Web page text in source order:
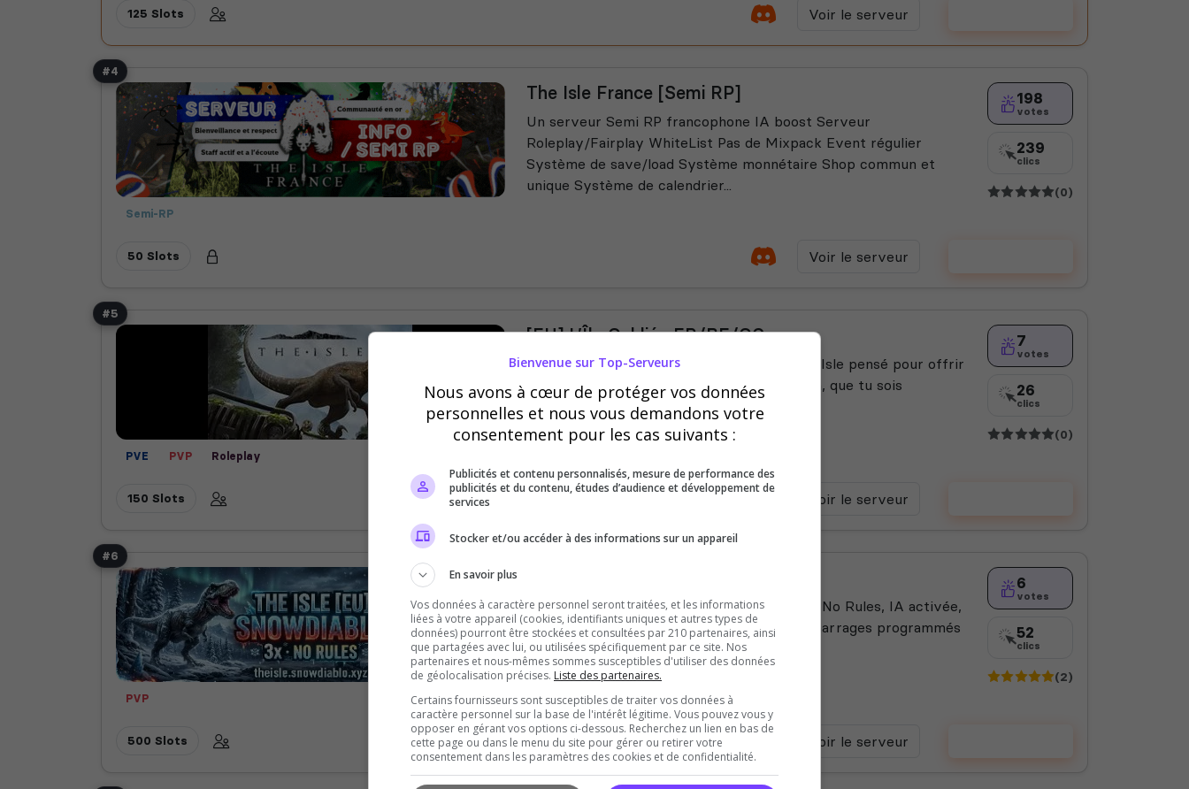
125 Slots Voir le serveur
#4
Semi-RP
The Isle France [Semi RP]
Un serveur Semi RP francophone IA boost Serveur
Roleplay/Fairplay WhiteList Pas de Mixpack Event régulier
Système de save/load Système monnétaire Shop commun et
unique Système de calendrier...
198
votes
239
clics
(0)
50 Slots Voir le serveur
#5
PVE PVP Roleplay
[EU] L’Île Oubliée FR/BE/QC
Bienvenue sur L’Île Oubliée, un serveur The Isle pensé pour offrir
une expérience immersive, équilibrée et fun, que tu sois
débutant ou joueur expérimenté !
7
votes
26
clics
(0)
150 Slots Voir le serveur
#6
PVP
Serveur x3, toutes les espèces débloquées, No Rules, IA activée,
Prime/Elder + mutations + migration. Redémarrages programmés
+ backups = serveur stable. Admins actifs.
6
votes
52
clics
(2)
500 Slots Voir le serveur
Bienvenue sur Top-Serveurs
Nous avons à cœur de protéger vos données
personnelles et nous vous demandons votre
consentement pour les cas suivants :
Publicités et contenu personnalisés, mesure de performance des
publicités et du contenu, études d’audience et développement de
services
Stocker et/ou accéder à des informations sur un appareil
En savoir plus
Vos données à caractère personnel seront traitées, et les informations
liées à votre appareil (cookies, identifiants uniques et autres types de
données) pourront être stockées et consultées par 210 partenaires, ainsi
que partagées avec lui, ou utilisées spécifiquement par ce site. Nos
partenaires et nous-mêmes sommes susceptibles d'utiliser des données
de géolocalisation précises. Liste des partenaires.
Certains fournisseurs sont susceptibles de traiter vos données à
caractère personnel sur la base de l'intérêt légitime. Vous pouvez vous y
opposer en gérant vos options ci-dessous. Recherchez un lien en bas de
cette page ou dans le menu du site pour gérer ou retirer votre
consentement dans les paramètres des cookies et de confidentialité.